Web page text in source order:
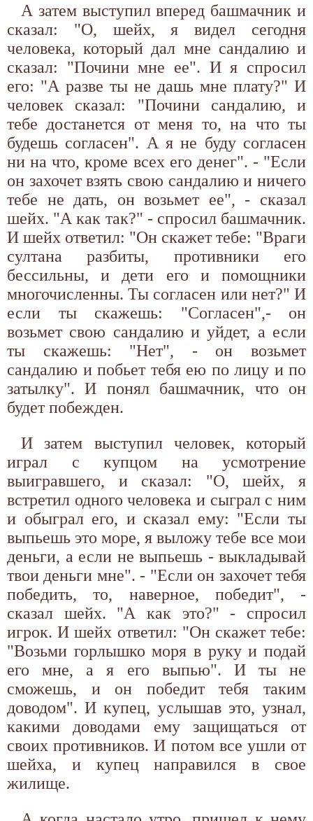
А затем выступил вперед башмачник и
сказал: "О, шейх, я видел сегодня
человека, который дал мне сандалию и
сказал: "Почини мне ее". И я спросил
его: "А разве ты не дашь мне плату?" И
человек сказал: "Почини сандалию, и
тебе достанется от меня то, на что ты
будешь согласен". А я не буду согласен
ни на что, кроме всех его денег". - "Если
он захочет взять свою сандалию и ничего
тебе не дать, он возьмет ее", - сказал
шейх. "А как так?" - спросил башмачник.
И шейх ответил: "Он скажет тебе: "Враги
султана разбиты, противники его
бессильны, и дети его и помощники
многочисленны. Ты согласен или нет?" И
если ты скажешь: "Согласен",- он
возьмет свою сандалию и уйдет, а если
ты скажешь: "Нет", - он возьмет
сандалию и побьет тебя ею по лицу и по
затылку". И понял башмачник, что он
будет побежден.
И затем выступил человек, который
играл с купцом на усмотрение
выигравшего, и сказал: "О, шейх, я
встретил одного человека и сыграл с ним
и обыграл его, и сказал ему: "Если ты
выпьешь это море, я выложу тебе все мои
деньги, а если не выпьешь - выкладывай
твои деньги мне". - "Если он захочет тебя
победить, то, наверное, победит", -
сказал шейх. "А как это?" - спросил
игрок. И шейх ответил: "Он скажет тебе:
"Возьми горлышко моря в руку и подай
его мне, а я его выпью". И ты не
сможешь, и он победит тебя таким
доводом". И купец, услышав это, узнал,
какими доводами ему защищаться от
своих противников. И потом все ушли от
шейха, и купец направился в свое
жилище.